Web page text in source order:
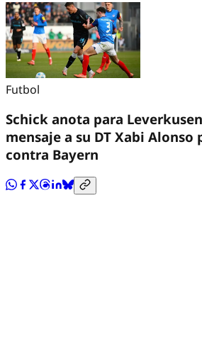
Futbol
Schick anota para
mensaje a su DT Xabi Alonso
contra Bayern